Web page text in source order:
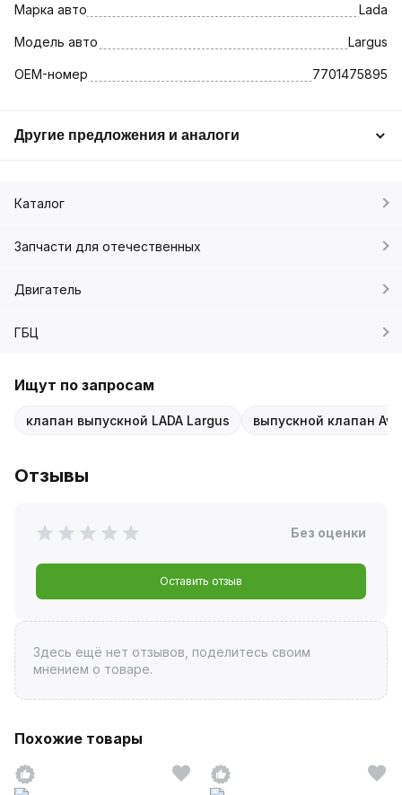
Марка авто Lada
Модель авто Largus
OEM-номер 7701475895
Другие предложения и аналоги
Каталог
Запчасти для отечественных
Двигатель
ГБЦ
Ищут по запросам
клапан выпускной LADA Largus выпускной клапан
Отзывы
Без оценки
Оставить отзыв
Здесь ещё нет отзывов, поделитесь своим
мнением о товаре.
Похожие товары